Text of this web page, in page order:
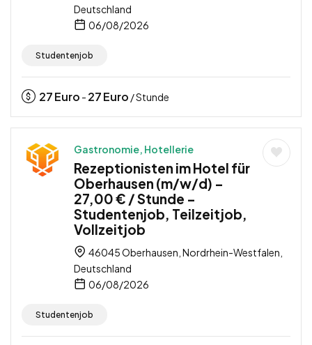
Deutschland
06/08/2026
Studentenjob
27Euro - 27Euro / Stunde
Gastronomie, Hotellerie
Rezeptionisten im Hotel für
Oberhausen (m/w/d) –
27,00 € / Stunde –
Studentenjob, Teilzeitjob,
Vollzeitjob
46045 Oberhausen, Nordrhein-Westfalen,
Deutschland
06/08/2026
Studentenjob